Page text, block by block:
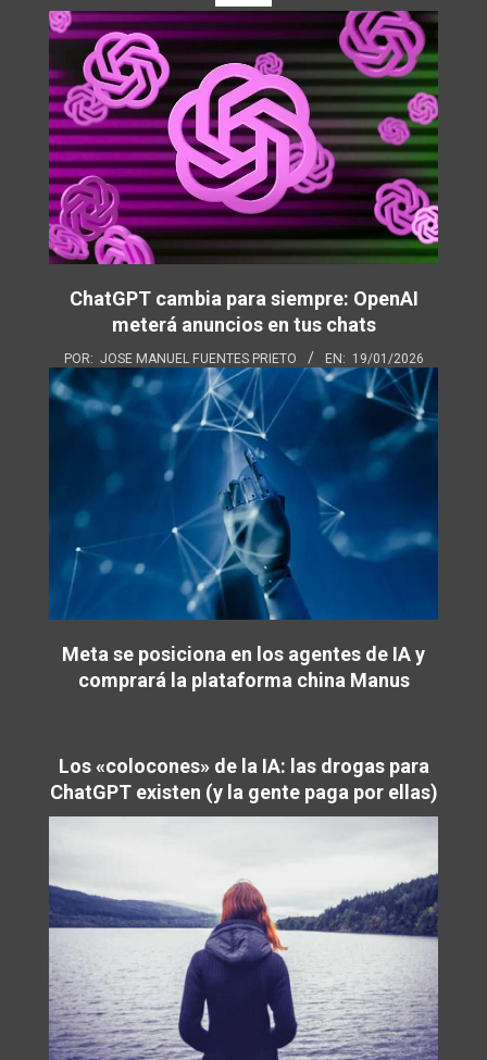
ChatGPT cambia para siempre: OpenAI
meterá anuncios en tus chats
POR: JOSE MANUEL FUENTES PRIETO EN: 19/01/2026
Meta se posiciona en los agentes de IA y
comprará la plataforma china Manus
Los «colocones» de la IA: las drogas para
ChatGPT existen (y la gente paga por ellas)